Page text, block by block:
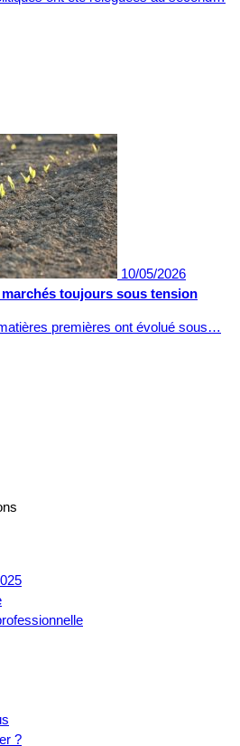
10/05/2026
toujours sous tension
premières ont évolué sous…
?